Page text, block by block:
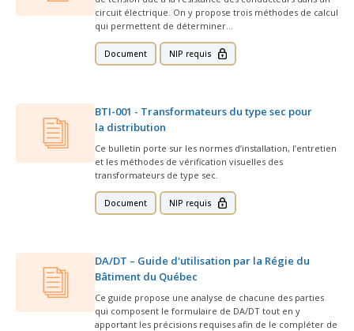
Taux horaires de référence pour des travaux
d’électricité en construction
Attention : Licence obligatoire
Mention Mixité
Outils pratiques
Déposer une plainte
Outils pour votre sécurité électrique
Inspection des travaux électriques
Documents de référence
Identification des véhicules et des documents
Taux horaires de référence pour des travaux
d’électricité en construction
Tarifs et contre-tarifs douaniers
Outils et calculateurs
Qui fait quoi?
Admission à la CMEQ
Ressources informationnelles
Calendriers d'examen
Formulaires, guides et autres documents
informatifs
Foire aux questions sur la qualification
Service Démarrer une entreprise
s’ouvrira
dans
Rapports et documentation
Rapports annuels de la CMEQ
Logo et normes graphiques
Annonces et publications
Actualités
Événements
Perfectionnement de la main-d’œuvre
Mars, mois de la formation
Formations continue obligatoire
Obligation de formation des répondants
Vidéos sur la formation continue obligatoire (FCO)
Foire aux questions obligation de formation des
circuit électrique. On y propose trois méthodes de calcul
qui permettent de déterminer…
Document NIP requis
BTI-001 - Transformateurs du type sec pour
la distribution
Ce bulletin porte sur les normes d’installation, l’entretien
et les méthodes de vérification visuelles des
transformateurs de type sec.
Document NIP requis
DA/DT – Guide d'utilisation par la Régie du
Bâtiment du Québec
Ce guide propose une analyse de chacune des parties
qui composent le formulaire de DA/DT tout en y
apportant les précisions requises afin de le compléter de